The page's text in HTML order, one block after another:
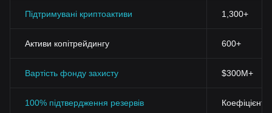
Підтримувані криптоактиви 1,300+
Активи копітрейдингу 600+
Вартість фонду захисту $300M+
100% підтвердження резервів Коефіцієнт